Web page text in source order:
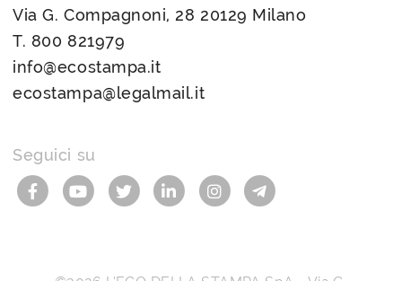
Via G. Compagnoni, 28 20129 Milano
T. 800 821979
info@ecostampa.it
ecostampa@legalmail.it
Seguici su